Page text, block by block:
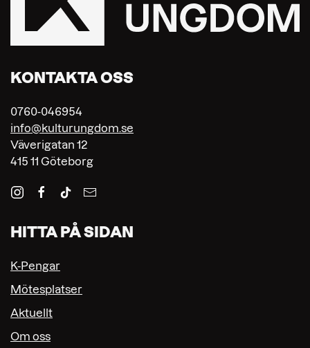
KONTAKTA OSS
0760-046954
info@kulturungdom.se
Väverigatan 12
415 11 Göteborg
HITTA PÅ SIDAN
K-Pengar
Mötesplatser
Aktuellt
Om oss